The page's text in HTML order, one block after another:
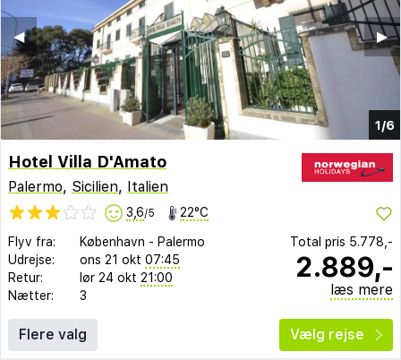
1/6
▶︎
◀︎
Hotel Villa D'Amato
Palermo, Sicilien, Italien
3,6/5 22°C
Flyv fra: København - Palermo
Udrejse:
ons 21 okt 07:45
Retur:
lør 24 okt 21:00
Nætter:
3
Total pris 5.778,-
2.889,-
læs mere
Flere valg Vælg rejse